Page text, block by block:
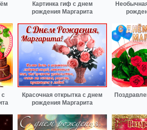
Картинка гиф с днем
рождения Маргарита
с
Красочная открытка с днем
рождения Маргарита